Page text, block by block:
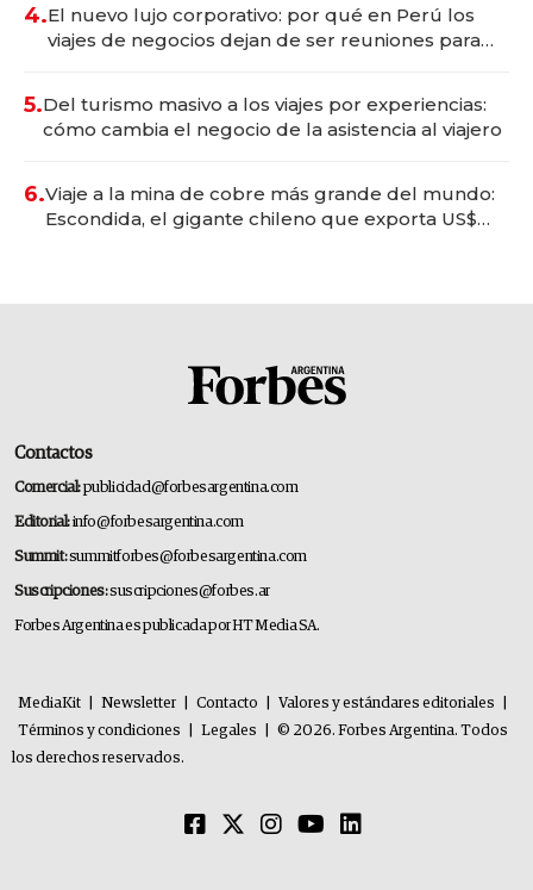
4.El nuevo lujo corporativo: por qué en Perú los
viajes de negocios dejan de ser reuniones para
5.Del turismo masivo a los viajes por experiencias:
cómo cambia el negocio de la asistencia al viajero
6.Viaje a la mina de cobre más grande del mundo:
Escondida, el gigante chileno que exporta US$
Contactos
Comercial:publicidad@forbesargentina.com
Editorial:info@forbesargentina.com
Summit:summitforbes@forbesargentina.com
Suscripciones:suscripciones@forbes.ar
Forbes Argentina es publicada por HT Media SA.
MediaKit Newsletter Contacto Valores y estándares editoriales
Términos y condiciones
Legales
© 2026. Forbes Argentina. Todos
los derechos reservados.